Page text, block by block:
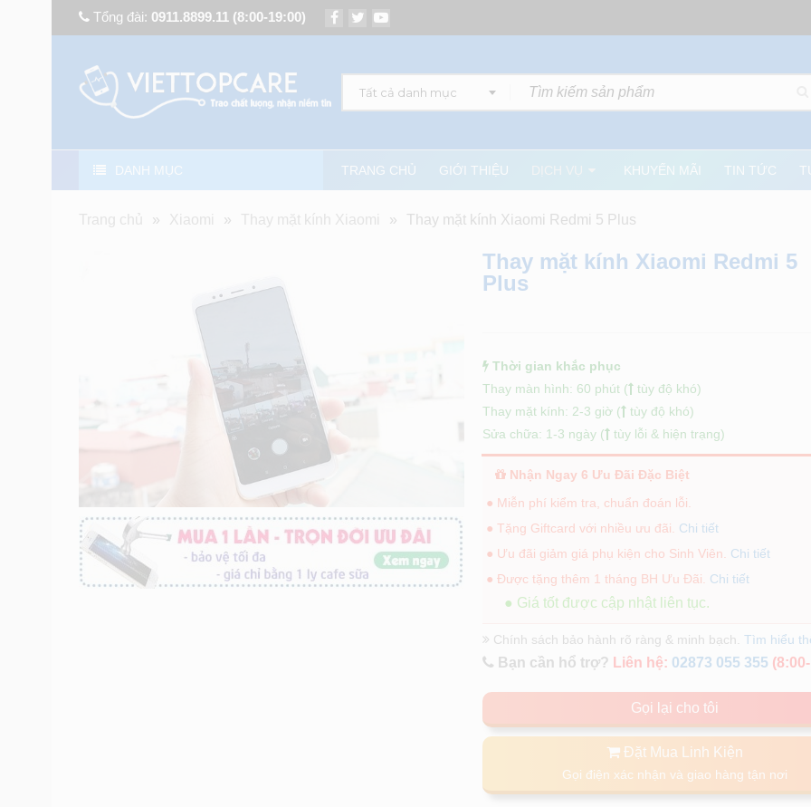
Tổng đài: 0911.8899.11 (8:00-19:00)
Tất cả danh mục
DANH MỤC TRANG CHỦ GIỚI THIỆU DỊCH VỤ KHUYẾN MÃI TIN TỨC
Trang chủ » Xiaomi » Thay mặt kính Xiaomi » Thay mặt kính Xiaomi Redmi 5 Plus
Thay mặt kính Xiaomi Redmi 5
Plus
Thời gian khắc phục
Thay màn hình: 60 phút (
tùy độ khó)
Thay mặt kính: 2-3 giờ (
tùy độ khó)
Sửa chữa: 1-3 ngày (
tùy lỗi & hiện trạng)
Nhận Ngay 6 Ưu Đãi Đặc Biệt
● Miễn phí kiểm tra, chuẩn đoán lỗi.
● Tặng Giftcard với nhiều ưu đãi. Chi tiết
● Ưu đãi giảm giá phụ kiện cho Sinh Viên. Chi tiết
● Được tặng thêm 1 tháng BH Ưu Đãi. Chi tiết
● Giá tốt được cập nhật liên tục.
Chính sách bảo hành rõ ràng & minh bạch.Tìm hiểu
Bạn cần hổ trợ? Liên hệ: 02873 055 355
Gọi lại cho tôi
Đặt Mua Linh Kiện
Gọi điện xác nhận và giao hàng tận nơi